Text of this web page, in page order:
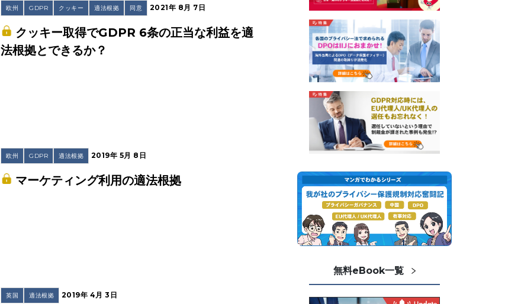
欧州 GDPR クッキー 適法根拠 同意 2021年 8月 7日
クッキー取得でGDPR 6条の正当な利益を適
法根拠とできるか？
欧州 GDPR 適法根拠 2019年 5月 8日
マーケティング利用の適法根拠
英国 適法根拠 2019年 4月 3日
無料eBook一覧